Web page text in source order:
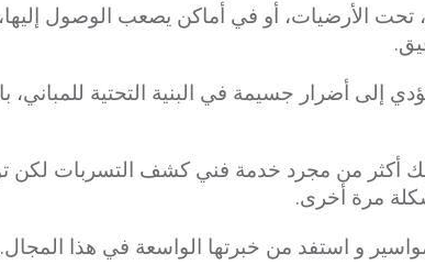
تحت الأرضيات، أو في أماكن يصعب الوصول
إلى أضرار جسيمة في البنية التحتية
أكثر من مجرد خدمة فني كشف التسربات لكن
مرة أخرى.
و استفد من خبرتها الواسعة في هذا المجال.